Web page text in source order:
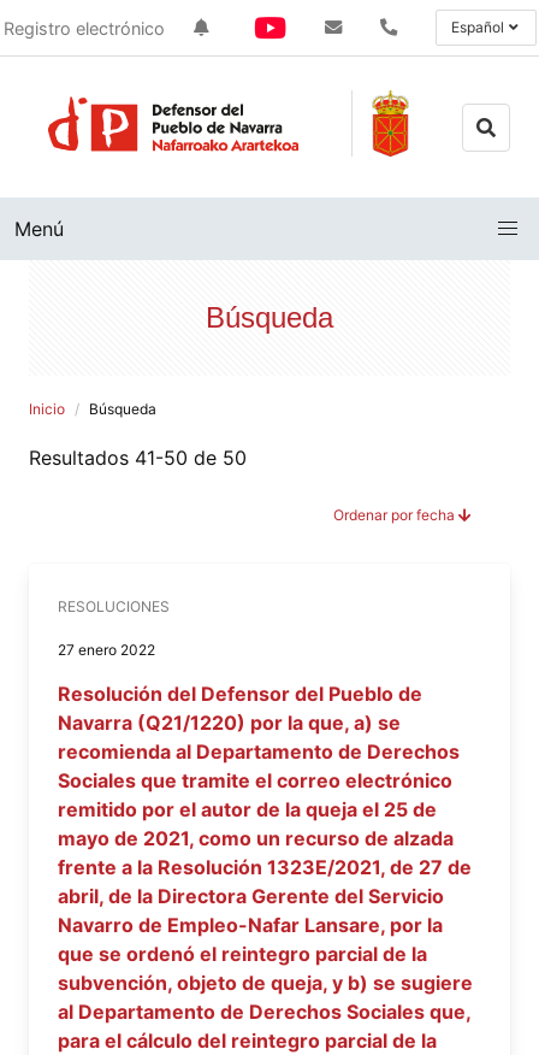
Registro electrónico Español
Menú
Búsqueda
Inicio Búsqueda
Resultados 41-50 de 50
Ordenar por fecha
RESOLUCIONES
27 enero 2022
Resolución del Defensor del Pueblo de
Navarra (Q21/1220) por la que, a) se
recomienda al Departamento de Derechos
Sociales que tramite el correo electrónico
remitido por el autor de la queja el 25 de
mayo de 2021, como un recurso de alzada
frente a la Resolución 1323E/2021, de 27 de
abril, de la Directora Gerente del Servicio
Navarro de Empleo-Nafar Lansare, por la
que se ordenó el reintegro parcial de la
subvención, objeto de queja, y b) se sugiere
al Departamento de Derechos Sociales que,
para el cálculo del reintegro parcial de la